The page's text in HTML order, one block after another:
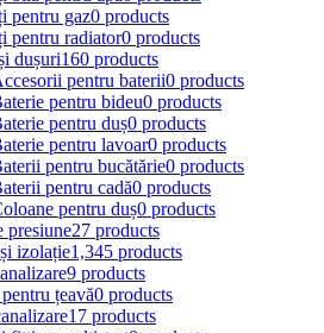
pentru gaz0 products
pentru radiator0 products
dușuri160 products
pentru baterii0 products
pentru bideu0 products
pentru duș0 products
pentru lavoar0 products
pentru bucătărie0 products
pentru cadă0 products
pentru duș0 products
presiune27 products
izolație1,345 products
9 products
țeavă0 products
17 products